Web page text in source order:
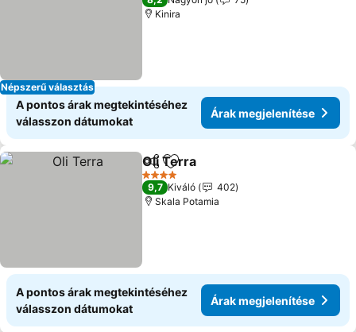
Népszerű választás
Kinira
A pontos árak megtekintéséhez
válasszon dátumokat
Árak megjelenítése
MegosztásHozzáadás a kedvencekhez
Oli Terra
4 Kategória
9,7 Kiváló
402
Skala Potamia
A pontos árak megtekintéséhez
válasszon dátumokat
Árak megjelenítése